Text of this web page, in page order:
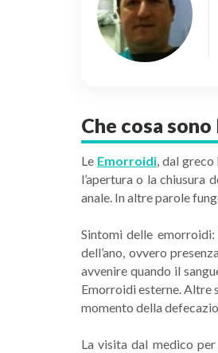
Che cosa
Le Emorroidi, dal greco
l’apertura o la chiusura
anale. In altre parole
Sintomi delle
dell’ano, ovvero
avvenire quando il
Emorroidi esterne. Altre
momento della
La visita dal medico